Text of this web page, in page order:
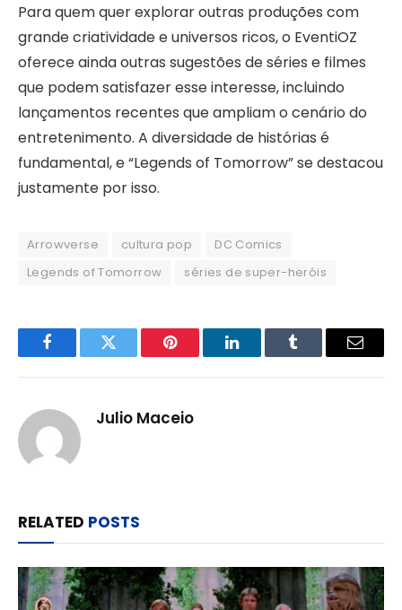
Para quem quer explorar outras produções com
grande criatividade e universos ricos, o EventiOZ
oferece ainda outras sugestões de séries e filmes
que podem satisfazer esse interesse, incluindo
lançamentos recentes que ampliam o cenário do
entretenimento. A diversidade de histórias é
fundamental, e “Legends of Tomorrow” se destacou
justamente por isso.
Arrowverse cultura pop
DC Comics
Legends of Tomorrow
séries de super-heróis
FacebookTwitter Pinterest LinkedInTumblr Email
Julio Maceio
RELATED POSTS